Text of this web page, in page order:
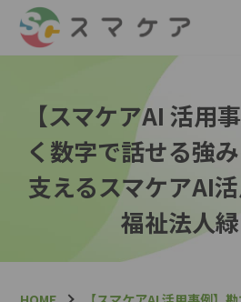
【スマケアAI 活用
く数字で話せる強
支えるスマケアAI
福祉法人